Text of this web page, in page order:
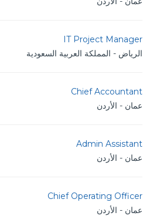
IT Project Manager
الرياض - المملكة العربية السعودية
Chief Accountant
عمان - الأردن
Admin Assistant
عمان - الأردن
Chief Operating Officer
عمان - الأردن